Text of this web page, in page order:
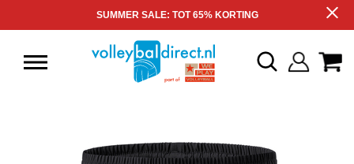
SUMMER SALE: TOT 65% KORTING